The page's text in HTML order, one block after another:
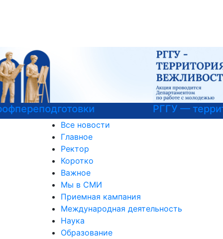
РГГУ — территория вежливости
Все новости
Главное
Ректор
Коротко
Важное
Мы в СМИ
Приемная кампания
Международная деятельность
Наука
Образование